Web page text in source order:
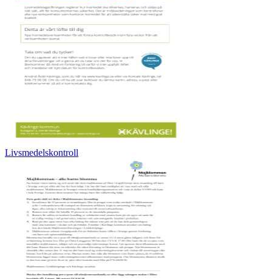
Livsmedelskontroll